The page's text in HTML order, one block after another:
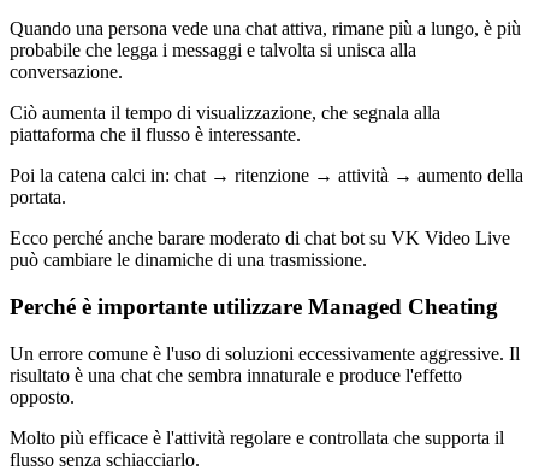
Quando una persona vede una chat attiva, rimane più a lungo, è più
probabile che legga i messaggi e talvolta si unisca alla
conversazione.
Ciò aumenta il tempo di visualizzazione, che segnala alla
piattaforma che il flusso è interessante.
Poi la catena calci in: chat → ritenzione → attività → aumento della
portata.
Ecco perché anche barare moderato di chat bot su VK Video Live
può cambiare le dinamiche di una trasmissione.
Perché è importante utilizzare Managed Cheating
Un errore comune è l'uso di soluzioni eccessivamente aggressive. Il
risultato è una chat che sembra innaturale e produce l'effetto
opposto.
Molto più efficace è l'attività regolare e controllata che supporta il
flusso senza schiacciarlo.